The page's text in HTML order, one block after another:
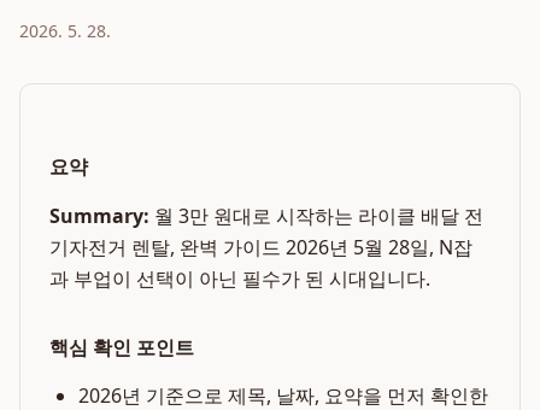
2026. 5. 28.
요약
Summary: 월 3만 원대로 시작하는 라이클 배달 전
기자전거 렌탈, 완벽 가이드 2026년 5월 28일, N잡
과 부업이 선택이 아닌 필수가 된 시대입니다.
핵심 확인 포인트
2026년 기준으로 제목, 날짜, 요약을 먼저 확인한